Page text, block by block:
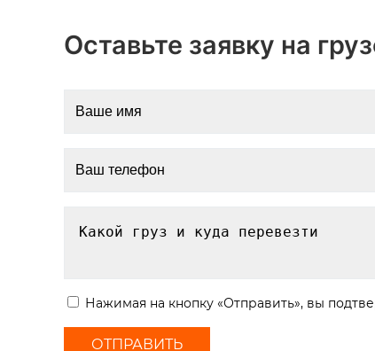
Оставьте заявку на
Нажимая на кнопку «Отправить», вы